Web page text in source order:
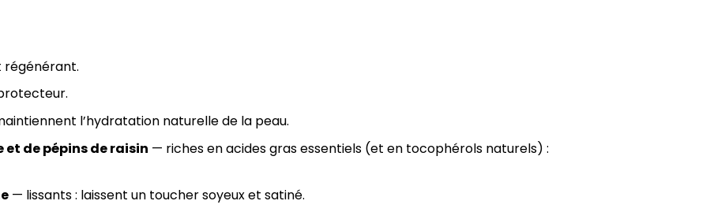
l’hydratation naturelle de la peau.
et de pépins de raisin — riches en acides gras essentiels (et en tocophérols naturels) :
— lissants : laissent un toucher soyeux et satiné.